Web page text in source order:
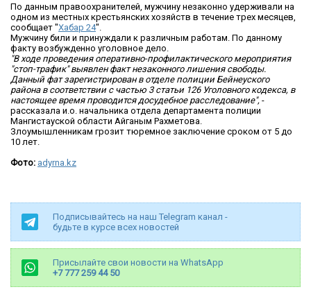
По данным правоохранителей, мужчину незаконно удерживали на
одном из местных крестьянских хозяйств в течение трех месяцев,
сообщает "Хабар 24".
Мужчину били и принуждали к различным работам. По данному
факту возбужденно уголовное дело.
"В ходе проведения оперативно-профилактического мероприятия
"стоп-трафик" выявлен факт незаконного лишения свободы.
Данный фат зарегистрирован в отделе полиции Бейнеуского
района в соответствии с частью 3 статьи 126 Уголовного кодекса, в
настоящее время проводится досудебное расследование", -
рассказала и.о. начальника отдела департамента полиции
Мангистауской области Айганым Рахметова.
Злоумышленникам грозит тюремное заключение сроком от 5 до
10 лет.
Фото: adyrna.kz
Подписывайтесь на наш Telegram канал -
будьте в курсе всех новостей
Присылайте свои новости на WhatsApp
+7 777 259 44 50